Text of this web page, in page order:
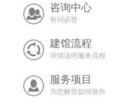
咨询中心
有问必答
建馆流程
详情说明服务流程
服务项目
为您解答如何操作